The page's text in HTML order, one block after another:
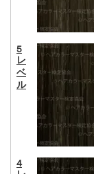
5
レ
ベ
ル
4